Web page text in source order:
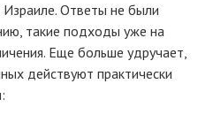
Израиле. Ответы не были
такие подходы уже на
Еще больше удручает,
действуют практически